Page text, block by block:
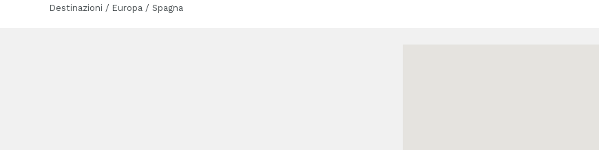
Destinazioni / Europa / Spagna